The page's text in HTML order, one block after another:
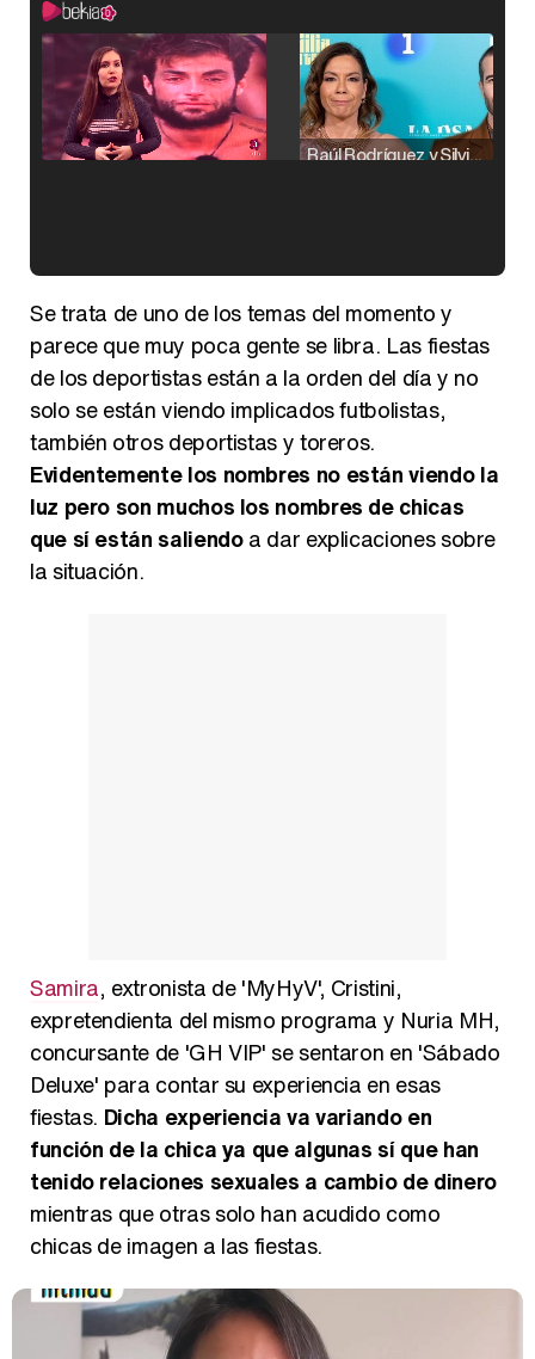
Raúl Rodríguez y Silvia Taulés nos cuentan su papel en 'La familia de la tele'
Se trata de uno de los temas del momento y
parece que muy poca gente se libra. Las fiestas
de los deportistas están a la orden del día y no
solo se están viendo implicados futbolistas,
también otros deportistas y toreros.
Evidentemente los nombres no están viendo la
luz pero son muchos los nombres de chicas
que sí están saliendoa dar explicaciones sobre
la situación.
Samira, extronista de 'MyHyV', Cristini,
expretendienta del mismo programa y Nuria MH,
concursante de 'GH VIP' se sentaron en 'Sábado
Deluxe' para contar su experiencia en esas
fiestas. Dicha experiencia va variando en
función de la chica ya que algunas sí que han
tenido relaciones sexuales a cambio de dinero
mientras que otras solo han acudido como
chicas de imagen a las fiestas.